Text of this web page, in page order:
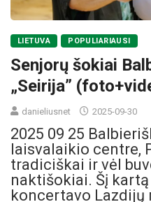
LIETUVA POPULIARIAUSI
Senjorų šokiai
„Seirija”
danieliusnet 2025-09-30
2025 09 25
laisvalaikio centre,
tradiciškai ir vėl
naktišokiai. Šį
koncertavo Lazdijų